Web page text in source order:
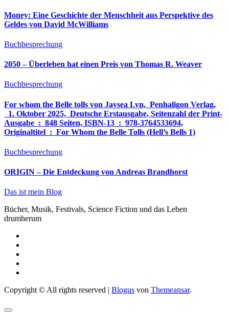
Money: Eine Geschichte der Menschheit aus Perspektive des
Geldes von David McWilliams
Buchbesprechung
2050 – Überleben hat einen Preis von Thomas R. Weaver
Buchbesprechung
For whom the Belle tolls von Jaysea Lyn, ‎ Penhaligon Verlag,
‎ 1. Oktober 2025, ‎ Deutsche Erstausgabe, Seitenzahl der Print-
Ausgabe ‏ : ‎ 848 Seiten, ISBN-13 ‏ : ‎ 978-3764533694,
Originaltitel ‏ : ‎ For Whom the Belle Tolls (Hell’s Bells 1)
Buchbesprechung
ORIGIN – Die Entdeckung von Andreas Brandhorst
Das ist mein Blog
Bücher, Musik, Festivals, Science Fiction und das Leben
drumherum
Copyright © All rights reserved | Blogus von Themeansar.